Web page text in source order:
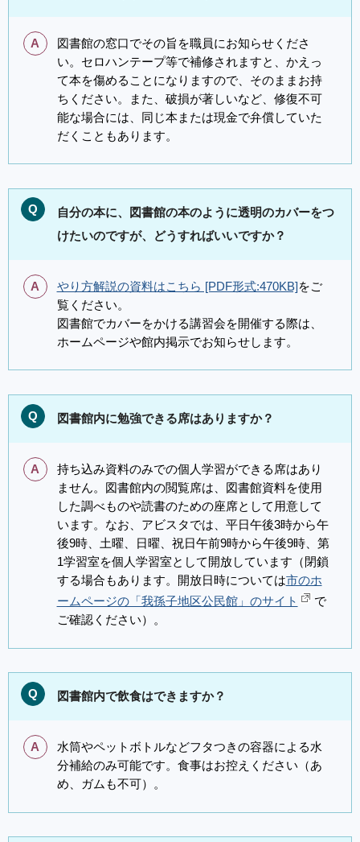
A
図書館の窓口でその旨を職員にお知らせくださ
い。セロハンテープ等で補修されますと、かえっ
て本を傷めることになりますので、そのままお持
ちください。また、破損が著しいなど、修復不可
能な場合には、同じ本または現金で弁償していた
だくこともあります。
Q
自分の本に、図書館の本のように透明のカバーをつ
けたいのですが、どうすればいいですか？
A やり方解説の資料はこちら [PDF形式:470KB] をご
覧ください。
図書館でカバーをかける講習会を開催する際は、
ホームページや館内掲示でお知らせします。
Q 図書館内に勉強できる席はありますか？
A
持ち込み資料のみでの個人学習ができる席はあり
ません。図書館内の閲覧席は、図書館資料を使用
した調べものや読書のための座席として用意して
います。なお、アビスタでは、平日午後3時から午
後9時、土曜、日曜、祝日午前9時から午後9時、第
1学習室を個人学習室として開放しています（閉鎖
する場合もあります。開放日時については市のホ
ームページの「我孫子地区公民館」のサイト
で
ご確認ください）。
Q 図書館内で飲食はできますか？
A
水筒やペットボトルなどフタつきの容器による水
分補給のみ可能です。食事はお控えください（あ
め、ガムも不可）。